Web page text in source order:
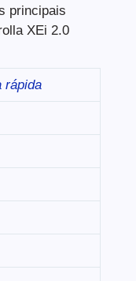
principais
XEi 2.0
rápida